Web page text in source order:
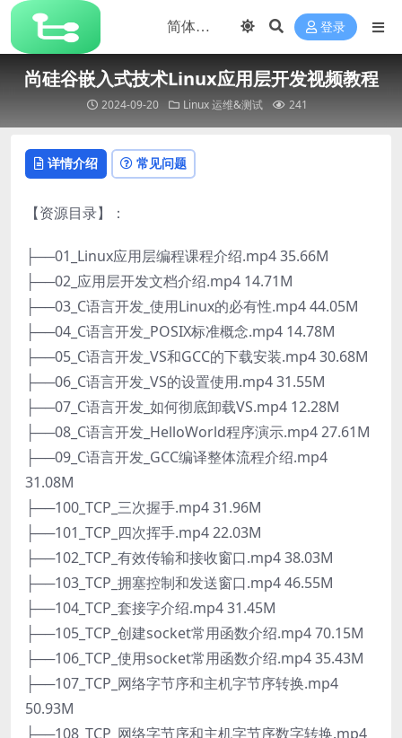
登录
尚硅谷嵌入式技术Linux应用层开发视频教程
2024-09-20 Linux运维&测试 241
详情介绍 常见问题
【资源目录】：
├──01_Linux应用层编程课程介绍.mp4 35.66M
├──02_应用层开发文档介绍.mp4 14.71M
├──03_C语言开发_使用Linux的必有性.mp4 44.05M
├──04_C语言开发_POSIX标准概念.mp4 14.78M
├──05_C语言开发_VS和GCC的下载安装.mp4 30.68M
├──06_C语言开发_VS的设置使用.mp4 31.55M
├──07_C语言开发_如何彻底卸载VS.mp4 12.28M
├──08_C语言开发_HelloWorld程序演示.mp4 27.61M
├──09_C语言开发_GCC编译整体流程介绍.mp4
31.08M
├──100_TCP_三次握手.mp4 31.96M
├──101_TCP_四次挥手.mp4 22.03M
├──102_TCP_有效传输和接收窗口.mp4 38.03M
├──103_TCP_拥塞控制和发送窗口.mp4 46.55M
├──104_TCP_套接字介绍.mp4 31.45M
├──105_TCP_创建socket常用函数介绍.mp4 70.15M
├──106_TCP_使用socket常用函数介绍.mp4 35.43M
├──107_TCP_网络字节序和主机字节序转换.mp4
50.93M
├──108_TCP_网络字节序和主机字节序数字转换.mp4